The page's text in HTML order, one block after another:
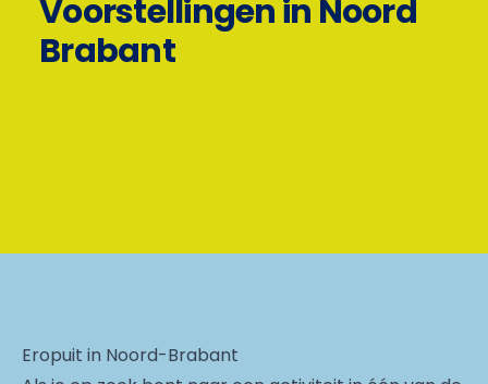
Voorstellingen in Noord
Brabant
Eropuit in Noord-Brabant